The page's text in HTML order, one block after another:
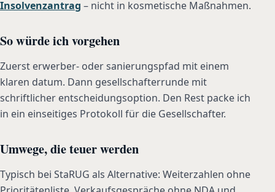
Insolvenzantrag – nicht in kosmetische Maßnahmen.
So würde ich vorgehen
Zuerst erwerber- oder sanierungspfad mit einem
klaren datum. Dann gesellschafterrunde mit
schriftlicher entscheidungsoption. Den Rest packe ich
in ein einseitiges Protokoll für die Gesellschafter.
Umwege, die teuer werden
Typisch bei StaRUG als Alternative: Weiterzahlen ohne